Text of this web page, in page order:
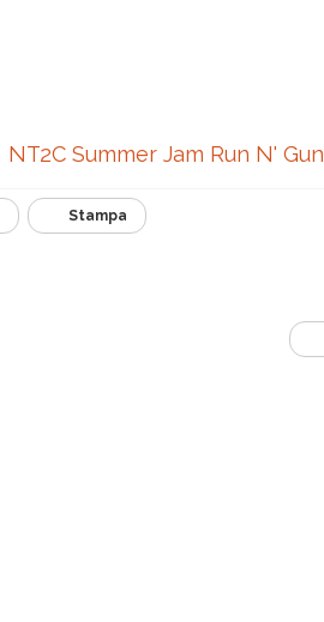
NT2C Summer Jam Run N' Gun
Stampa